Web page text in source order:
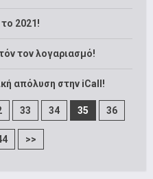
2021!
τον λογαριασμό!
απόλυση στην iCall!
33 34 35 36
>>